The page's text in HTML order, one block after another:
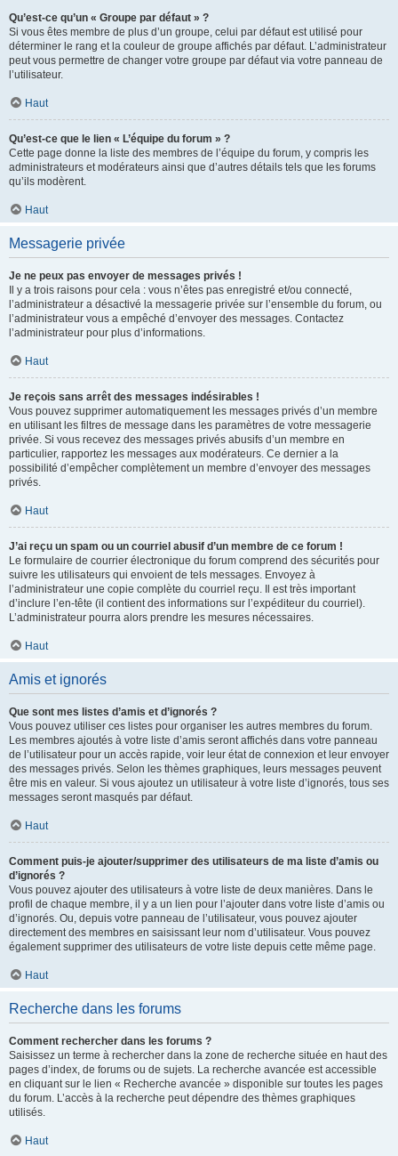
Qu’est-ce qu’un « Groupe par défaut » ?
Si vous êtes membre de plus d’un groupe, celui par défaut est utilisé pour
déterminer le rang et la couleur de groupe affichés par défaut. L’administrateur
peut vous permettre de changer votre groupe par défaut via votre panneau de
l’utilisateur.
Haut
Qu’est-ce que le lien « L’équipe du forum » ?
Cette page donne la liste des membres de l’équipe du forum, y compris les
administrateurs et modérateurs ainsi que d’autres détails tels que les forums
qu’ils modèrent.
Haut
Messagerie privée
Je ne peux pas envoyer de messages privés !
Il y a trois raisons pour cela : vous n’êtes pas enregistré et/ou connecté,
l’administrateur a désactivé la messagerie privée sur l’ensemble du forum, ou
l’administrateur vous a empêché d’envoyer des messages. Contactez
l’administrateur pour plus d’informations.
Haut
Je reçois sans arrêt des messages indésirables !
Vous pouvez supprimer automatiquement les messages privés d’un membre
en utilisant les filtres de message dans les paramètres de votre messagerie
privée. Si vous recevez des messages privés abusifs d’un membre en
particulier, rapportez les messages aux modérateurs. Ce dernier a la
possibilité d’empêcher complètement un membre d’envoyer des messages
privés.
Haut
J’ai reçu un spam ou un courriel abusif d’un membre de ce forum !
Le formulaire de courrier électronique du forum comprend des sécurités pour
suivre les utilisateurs qui envoient de tels messages. Envoyez à
l’administrateur une copie complète du courriel reçu. Il est très important
d’inclure l’en-tête (il contient des informations sur l’expéditeur du courriel).
L’administrateur pourra alors prendre les mesures nécessaires.
Haut
Amis et ignorés
Que sont mes listes d’amis et d’ignorés ?
Vous pouvez utiliser ces listes pour organiser les autres membres du forum.
Les membres ajoutés à votre liste d’amis seront affichés dans votre panneau
de l’utilisateur pour un accès rapide, voir leur état de connexion et leur envoyer
des messages privés. Selon les thèmes graphiques, leurs messages peuvent
être mis en valeur. Si vous ajoutez un utilisateur à votre liste d’ignorés, tous ses
messages seront masqués par défaut.
Haut
Comment puis-je ajouter/supprimer des utilisateurs de ma liste d’amis ou
d’ignorés ?
Vous pouvez ajouter des utilisateurs à votre liste de deux manières. Dans le
profil de chaque membre, il y a un lien pour l’ajouter dans votre liste d’amis ou
d’ignorés. Ou, depuis votre panneau de l’utilisateur, vous pouvez ajouter
directement des membres en saisissant leur nom d’utilisateur. Vous pouvez
également supprimer des utilisateurs de votre liste depuis cette même page.
Haut
Recherche dans les forums
Comment rechercher dans les forums ?
Saisissez un terme à rechercher dans la zone de recherche située en haut des
pages d’index, de forums ou de sujets. La recherche avancée est accessible
en cliquant sur le lien « Recherche avancée » disponible sur toutes les pages
du forum. L’accès à la recherche peut dépendre des thèmes graphiques
utilisés.
Haut